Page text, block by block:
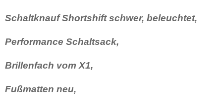
Schaltknauf Shortshift schwer, beleuchtet,
Performance Schaltsack,
Brillenfach vom X1,
Fußmatten neu,